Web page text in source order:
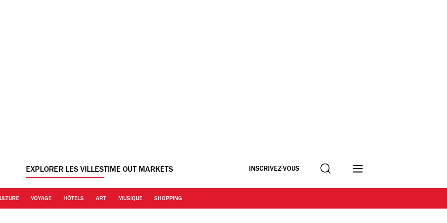
EXPLORER LES VILLESTIME OUT MARKETS INSCRIVEZ-VOUS Recherche
VOYAGE HÔTELS ART MUSIQUE SHOPPING